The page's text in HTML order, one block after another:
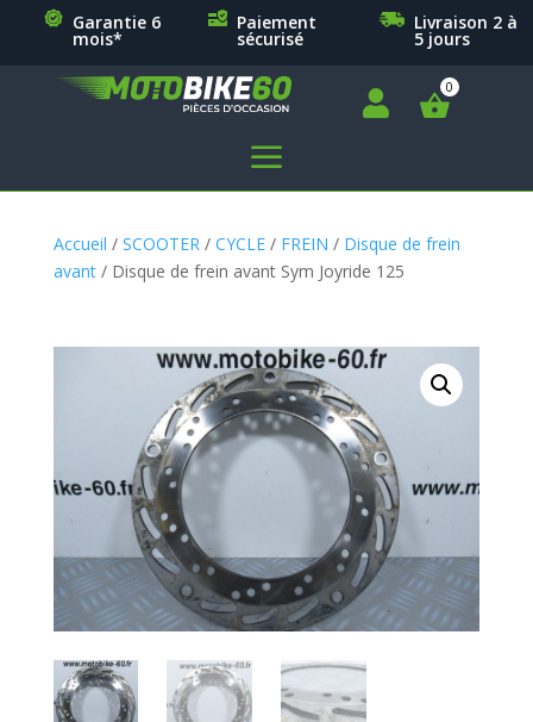
Garantie 6
mois*
Paiement
sécurisé
Livraison 2 à
5 jours

a
Accueil / SCOOTER / CYCLE/ FREIN / Disque de frein
avant/ Disque de frein avant Sym Joyride 125